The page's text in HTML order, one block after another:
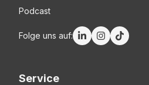
Podcast
Folge uns auf:
Service